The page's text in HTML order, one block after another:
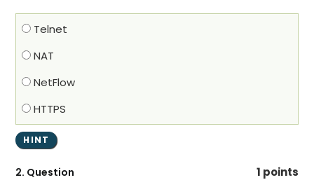
Telnet
NAT
NetFlow
HTTPS
2. Question 1 points